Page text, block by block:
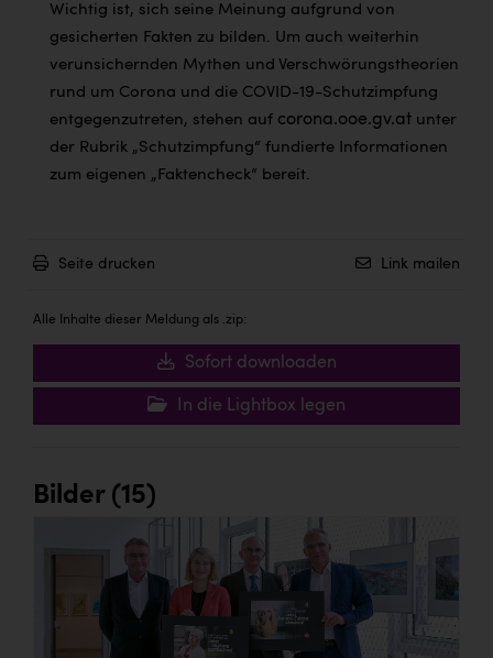
Wichtig ist, sich seine Meinung aufgrund von
gesicherten Fakten zu bilden. Um auch weiterhin
verunsichernden Mythen und Verschwörungstheorien
rund um Corona und die COVID-19-Schutzimpfung
entgegenzutreten, stehen auf corona.ooe.gv.at unter
der Rubrik „Schutzimpfung“ fundierte Informationen
zum eigenen „Faktencheck“ bereit.
Seite drucken Link mailen
Alle Inhalte dieser Meldung als .zip:
Sofort downloaden
In die Lightbox legen
Bilder (15)